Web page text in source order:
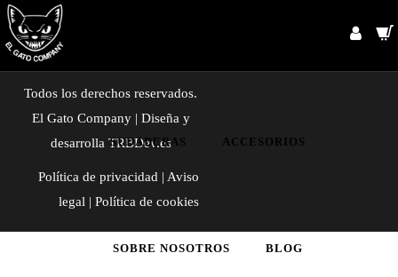
SUDADERAS ACCESORIOS
SOBRE NOSOTROS BLOG
Todos los derechos reservados.
El Gato Company | Diseña y
desarrolla TRBDev.es
Política de privacidad | Aviso
legal | Política de cookies